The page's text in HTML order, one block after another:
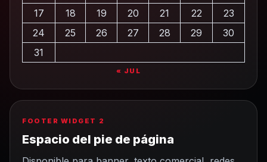
17
18 19 20 21 22
23
24
25 26 27 28 29
30
31
« JUL
FOOTER WIDGET 2
Espacio del pie de página